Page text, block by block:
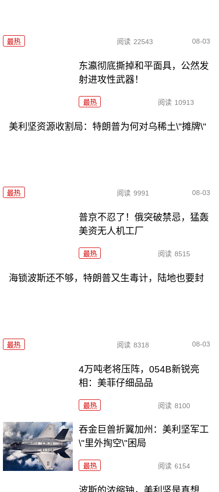
最热 阅读 22543 08-03
东瀛彻底撕掉和平面具，公然发
射进攻性武器！
最热 阅读 10913
美利坚资源收割局：特朗普为何对乌稀土\"摊牌\"
最热 阅读 9991 08-03
普京不忍了！俄突破禁忌，猛轰
美资无人机工厂
最热 阅读 8515
海锁波斯还不够，特朗普又生毒计，陆地也要封
最热 阅读 8318 08-03
4万吨老将压阵，054B新锐亮
相：美菲仔细品品
最热 阅读 8100
吞金巨兽折翼加州：美利坚军工
\"里外掏空\"困局
最热 阅读 6154